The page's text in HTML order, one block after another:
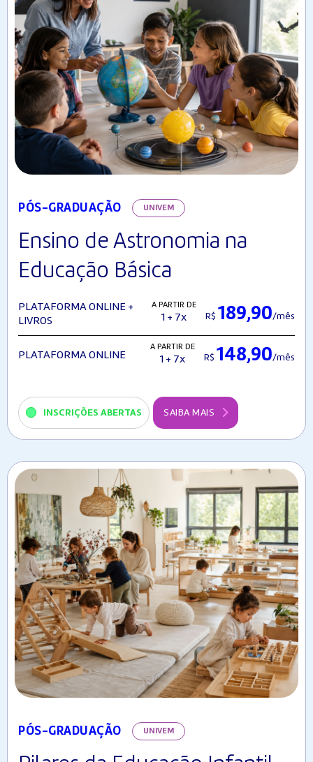
PÓS-GRADUAÇÃO UNIVEM
Ensino de Astronomia na
Educação Básica
PLATAFORMA ONLINE +
LIVROS
A PARTIR DE
1 + 7x R$ 189,90/mês
PLATAFORMA ONLINE
A PARTIR DE
1 + 7x R$ 148,90/mês
INSCRIÇÕES ABERTAS SAIBA MAIS
PÓS-GRADUAÇÃO UNIVEM